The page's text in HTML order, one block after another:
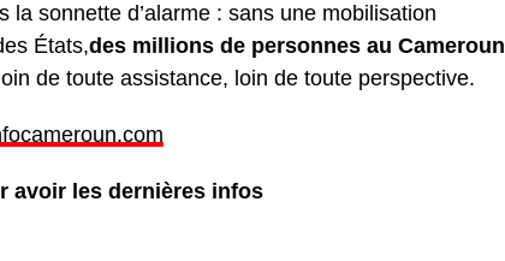
sonnette d’alarme : sans une mobilisation
États,des millions de personnes au Cameroun
de toute assistance, loin de toute perspective.
avoir les dernières infos